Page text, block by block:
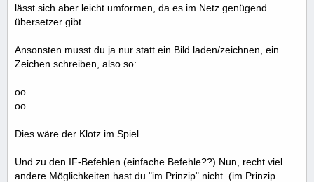
lässt sich aber leicht umformen, da es im Netz genügend
übersetzer gibt.
Ansonsten musst du ja nur statt ein Bild laden/zeichnen, ein
Zeichen schreiben, also so:
oo
oo
Dies wäre der Klotz im Spiel...
Und zu den IF-Befehlen (einfache Befehle??) Nun, recht viel
andere Möglichkeiten hast du "im Prinzip" nicht. (im Prinzip